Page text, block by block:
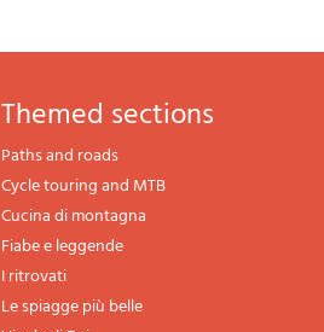
themed sections
Paths and roads
Cycle touring and MTB
Cucina di montagna
Fiabe e leggende
I ritrovati
Le spiagge più belle